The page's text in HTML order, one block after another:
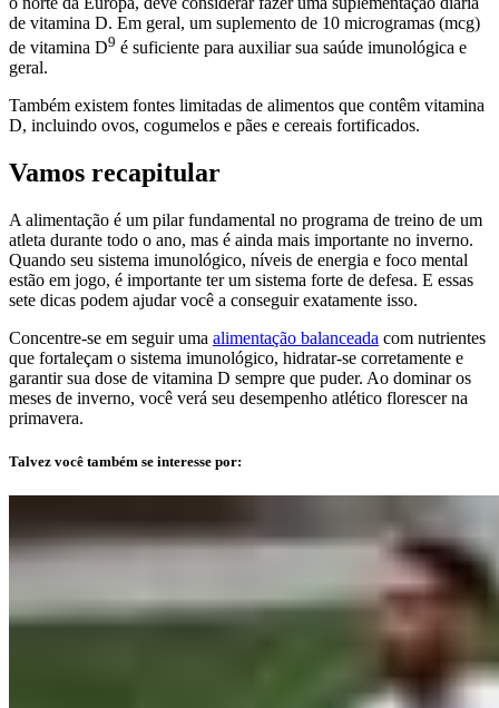
de vitamina D. Em geral, um suplemento de 10 microgramas (mcg)
de vitamina D9 é suficiente para auxiliar sua saúde imunológica e
geral.
Também existem fontes limitadas de alimentos que contêm vitamina
D, incluindo ovos, cogumelos e pães e cereais fortificados.
Vamos recapitular
A alimentação é um pilar fundamental no programa de treino de um
atleta durante todo o ano, mas é ainda mais importante no inverno.
Quando seu sistema imunológico, níveis de energia e foco mental
estão em jogo, é importante ter um sistema forte de defesa. E essas
sete dicas podem ajudar você a conseguir exatamente isso.
Concentre-se em seguir uma alimentação balanceada com nutrientes
que fortaleçam o sistema imunológico, hidratar-se corretamente e
garantir sua dose de vitamina D sempre que puder. Ao dominar os
meses de inverno, você verá seu desempenho atlético florescer na
primavera.
Talvez você também se interesse por: